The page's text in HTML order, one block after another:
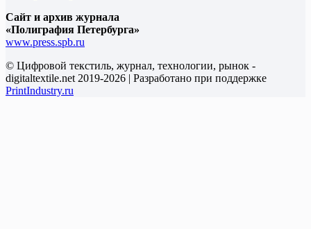
Сайт и архив журнала
«Полиграфия Петербурга»
www.press.spb.ru
© Цифровой текстиль, журнал, технологии, рынок -
digitaltextile.net 2019-2026 | Разработано при поддержке
PrintIndustry.ru